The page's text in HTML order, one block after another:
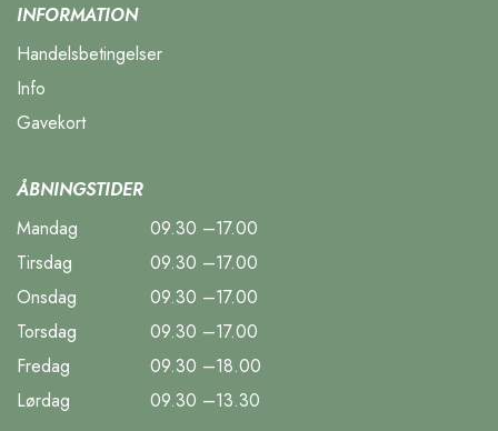
INFORMATION
Handelsbetingelser
Info
Gavekort
ÅBNINGSTIDER
Mandag
09.30 –17.00
Tirsdag
09.30 –17.00
Onsdag
09.30 –17.00
Torsdag
09.30 –17.00
Fredag
09.30 –18.00
Lørdag
09.30 –13.30